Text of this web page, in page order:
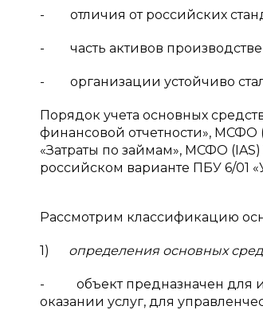
- отличия от российских
- часть активов
- организации устойчиво
Порядок учета основных
финансовой отчетности», МСФО
«Затраты по займам», МСФО
российском варианте ПБУ 6/01
Рассмотрим классификацию
1) определения основных
- объект предназначен для
оказании услуг, для